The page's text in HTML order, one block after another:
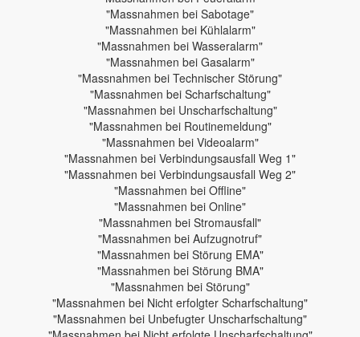
"Massnahmen bei Sabotage"
"Massnahmen bei Kühlalarm"
"Massnahmen bei Wasseralarm"
"Massnahmen bei Gasalarm"
"Massnahmen bei Technischer Störung"
"Massnahmen bei Scharfschaltung"
"Massnahmen bei Unscharfschaltung"
"Massnahmen bei Routinemeldung"
"Massnahmen bei Videoalarm"
"Massnahmen bei Verbindungsausfall Weg 1"
"Massnahmen bei Verbindungsausfall Weg 2"
"Massnahmen bei Offline"
"Massnahmen bei Online"
"Massnahmen bei Stromausfall"
"Massnahmen bei Aufzugnotruf"
"Massnahmen bei Störung EMA"
"Massnahmen bei Störung BMA"
"Massnahmen bei Störung"
"Massnahmen bei Nicht erfolgter Scharfschaltung"
"Massnahmen bei Unbefugter Unscharfschaltung"